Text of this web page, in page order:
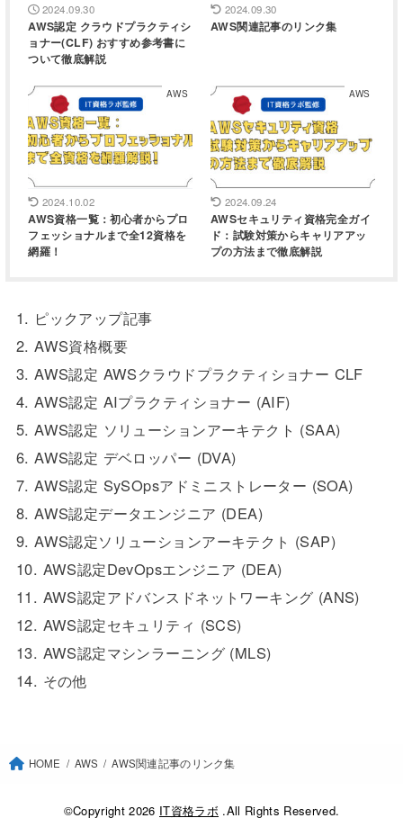
2024.09.30
AWS認定 クラウドプラクティシ
ョナー(CLF) おすすめ参考書に
ついて徹底解説
2024.09.30
AWS関連記事のリンク集
AWS
2024.10.02
AWS資格一覧：初心者からプロ
フェッショナルまで全12資格を
網羅！
AWS
2024.09.24
AWSセキュリティ資格完全ガイ
ド：試験対策からキャリアアッ
プの方法まで徹底解説
1. ピックアップ記事
2. AWS資格概要
3. AWS認定 AWSクラウドプラクティショナー CLF
4. AWS認定 AIプラクティショナー (AIF)
5. AWS認定 ソリューションアーキテクト (SAA)
6. AWS認定 デベロッパー (DVA)
7. AWS認定 SySOpsアドミニストレーター (SOA)
8. AWS認定データエンジニア (DEA)
9. AWS認定ソリューションアーキテクト (SAP)
10. AWS認定DevOpsエンジニア (DEA)
11. AWS認定アドバンスドネットワーキング (ANS)
12. AWS認定セキュリティ (SCS)
13. AWS認定マシンラーニング (MLS)
14. その他
HOME AWS AWS関連記事のリンク集
©Copyright 2026 IT資格ラボ .All Rights Reserved.